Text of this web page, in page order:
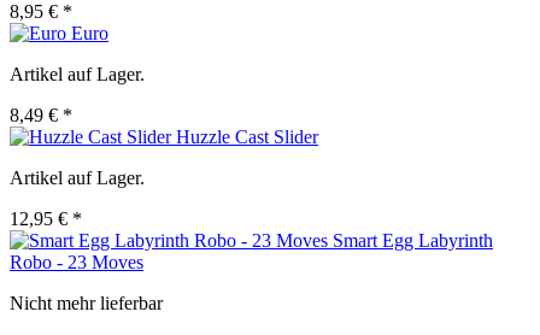
8,95 € *
Euro
Artikel auf Lager.
8,49 € *
Huzzle Cast Slider
Artikel auf Lager.
12,95 € *
Smart Egg Labyrinth
Robo - 23 Moves
Nicht mehr lieferbar